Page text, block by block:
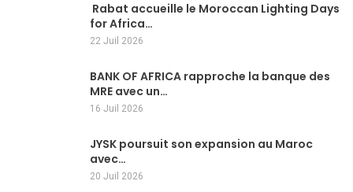
Rabat accueille le Moroccan Lighting Days
for Africa…
22 Juil 2026
BANK OF AFRICA rapproche la banque des
MRE avec un…
16 Juil 2026
JYSK poursuit son expansion au Maroc
avec…
20 Juil 2026